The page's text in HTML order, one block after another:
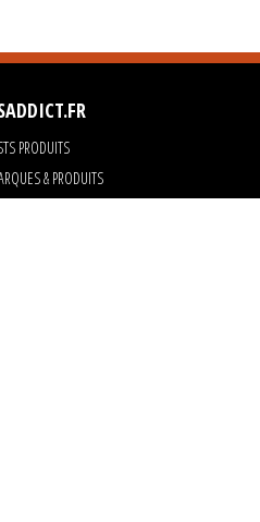
PRODUITS
& PRODUITS